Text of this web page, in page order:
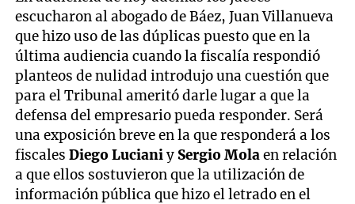
escucharon al abogado de Báez, Juan Villanueva
que hizo uso de las dúplicas puesto que en la
última audiencia cuando la fiscalía respondió
planteos de nulidad introdujo una cuestión que
para el Tribunal ameritó darle lugar a que la
defensa del empresario pueda responder. Será
una exposición breve en la que responderá a los
fiscalesDiego Lucianiy Sergio Molaen relación
a que ellos sostuvieron que la utilización de
información pública que hizo el letrado en el